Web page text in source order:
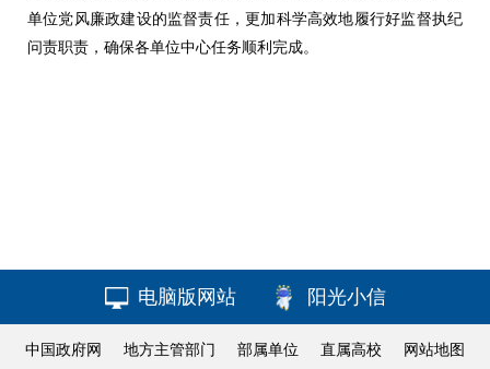
单位党风廉政建设的监督责任，更加科学高效地履行好监督执纪
问责职责，确保各单位中心任务顺利完成。
电脑版网站 阳光小信
中国政府网 地方主管部门 部属单位 直属高校 网站地图